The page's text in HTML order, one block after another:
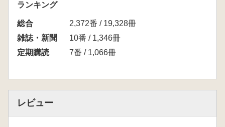
ランキング
総合
2,372番 / 19,328冊
雑誌・新聞
10番 / 1,346冊
定期購読
7番 / 1,066冊
レビュー